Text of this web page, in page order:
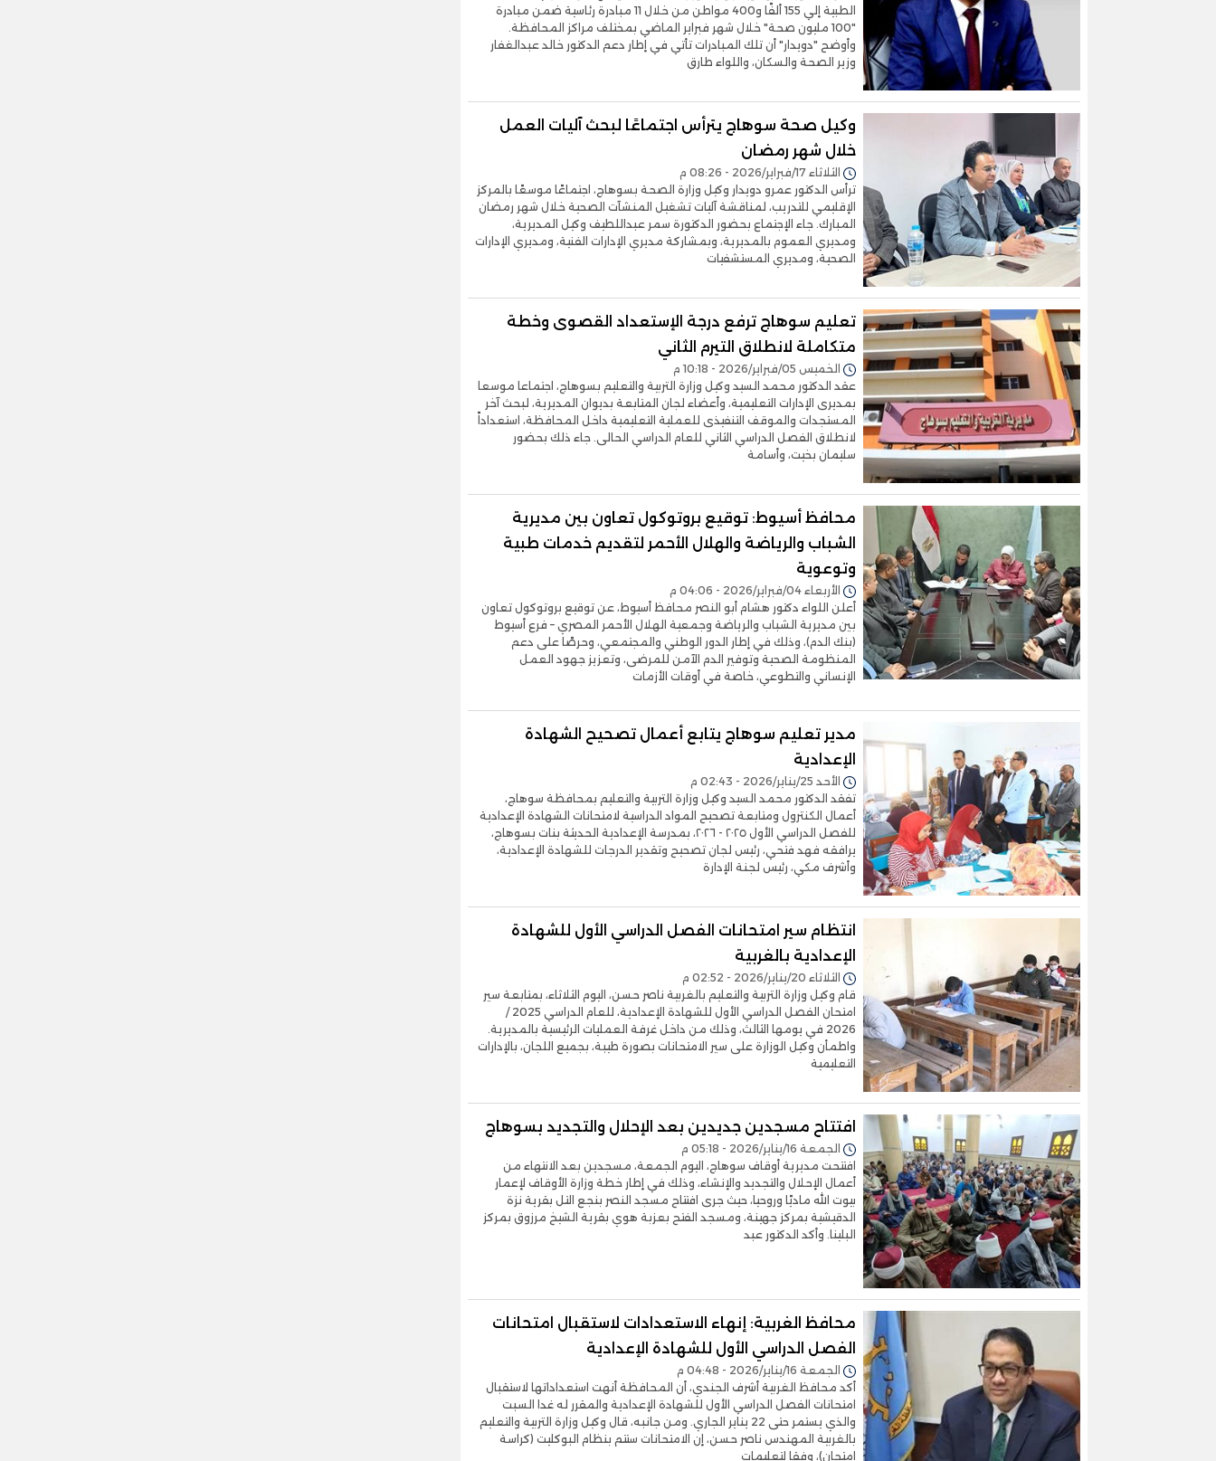
الطبية إلي 155 ألفًا و400 مواطن من خلال 11 مبادرة رئاسية ضمن مبادرة
"100 مليون صحة" خلال شهر فبراير الماضي بمختلف مراكز المحافظة.
وأوضح "دويدار" أن تلك المبادرات تأتي في إطار دعم الدكتور خالد عبدالغفار
وزير الصحة والسكان، واللواء طارق
وكيل صحة سوهاج يترأس اجتماعًا لبحث آليات العمل
خلال شهر رمضان
الثلاثاء 17/فبراير/2026 - 08:26 م
ترأس الدكتور عمرو دويدار وكيل وزارة الصحة بسوهاج، اجتماعًا موسعًا بالمركز
الإقليمي للتدريب، لمناقشة آليات تشغيل المنشآت الصحية خلال شهر رمضان
المبارك. جاء الإجتماع بحضور الدكتورة سمر عبداللطيف وكيل المديرية،
ومديري العموم بالمديرية، وبمشاركة مديري الإدارات الفنية، ومديري الإدارات
الصحية، ومديري المستشفيات
تعليم سوهاج ترفع درجة الإستعداد القصوى وخطة
متكاملة لانطلاق التيرم الثاني
الخميس 05/فبراير/2026 - 10:18 م
عقد الدكتور محمد السيد وكيل وزارة التربية والتعليم بسوهاج، اجتماعا موسعا
بمديرى الإدارات التعليمية، وأعضاء لجان المتابعة بديوان المديرية، لبحث آخر
المستجدات والموقف التنفيذى للعملية التعليمية داخل المحافظة، استعداداً
لانطلاق الفصل الدراسي الثاني للعام الدراسي الحالى. جاء ذلك بحضور
سليمان بخيت، وأسامة
محافظ أسيوط: توقيع بروتوكول تعاون بين مديرية
الشباب والرياضة والهلال الأحمر لتقديم خدمات طبية
وتوعوية
الأربعاء 04/فبراير/2026 - 04:06 م
أعلن اللواء دكتور هشام أبو النصر محافظ أسيوط، عن توقيع بروتوكول تعاون
بين مديرية الشباب والرياضة وجمعية الهلال الأحمر المصري – فرع أسيوط
(بنك الدم)، وذلك في إطار الدور الوطني والمجتمعي، وحرصًا على دعم
المنظومة الصحية وتوفير الدم الآمن للمرضى، وتعزيز جهود العمل
الإنساني والتطوعي، خاصة في أوقات الأزمات
مدير تعليم سوهاج يتابع أعمال تصحيح الشهادة
الإعدادية
الأحد 25/يناير/2026 - 02:43 م
تفقد الدكتور محمد السيد وكيل وزارة التربية والتعليم بمحافظة سوهاج،
أعمال الكنترول ومتابعة تصحيح المواد الدراسية لامتحانات الشهادة الإعدادية
للفصل الدراسي الأول ٢٠٢٥ - ٢٠٢٦، بمدرسة الإعدادية الحديثة بنات بسوهاج،
يرافقه فهد فتحي، رئيس لجان تصحيح وتقدير الدرجات للشهادة الإعدادية،
وأشرف مكي، رئيس لجنة الإدارة
انتظام سير امتحانات الفصل الدراسي الأول للشهادة
الإعدادية بالغربية
الثلاثاء 20/يناير/2026 - 02:52 م
قام وكيل وزارة التربية والتعليم بالغربية ناصر حسن، اليوم الثلاثاء، بمتابعة سير
امتحان الفصل الدراسي الأول للشهادة الإعدادية، للعام الدراسي 2025 /
2026 في يومها الثالث، وذلك من داخل غرفة العمليات الرئيسية بالمديرية.
واطمأن وكيل الوزارة على سير الامتحانات بصورة طيبة، بجميع اللجان، بالإدارات
التعليمية
افتتاح مسجدين جديدين بعد الإحلال والتجديد بسوهاج
الجمعة 16/يناير/2026 - 05:18 م
افتتحت مديرية أوقاف سوهاج، اليوم الجمعة، مسجدين بعد الانتهاء من
أعمال الإحلال والتجديد والإنشاء، وذلك في إطار خطة وزارة الأوقاف لإعمار
بيوت الله ماديًا وروحيا، حيث جرى افتتاح مسجد النصر بنجع التل بقرية نزة
الدقيشية بمركز جهينة، ومسجد الفتح بعزبة هوي بقرية الشيخ مرزوق بمركز
البلينا. وأكد الدكتور عبد
محافظ الغربية: إنهاء الاستعدادات لاستقبال امتحانات
الفصل الدراسي الأول للشهادة الإعدادية
الجمعة 16/يناير/2026 - 04:48 م
أكد محافظ الغربية أشرف الجندي، أن المحافظة أنهت استعداداتها لاستقبال
امتحانات الفصل الدراسي الأول للشهادة الإعدادية والمقرر له غدا السبت
والذي يستمر حتى 22 يناير الجاري. ومن جانبه، قال وكيل وزارة التربية والتعليم
بالغربية المهندس ناصر حسن، إن الامتحانات ستتم بنظام البوكليت (كراسة
امتحان)، وفقا لتعليمات